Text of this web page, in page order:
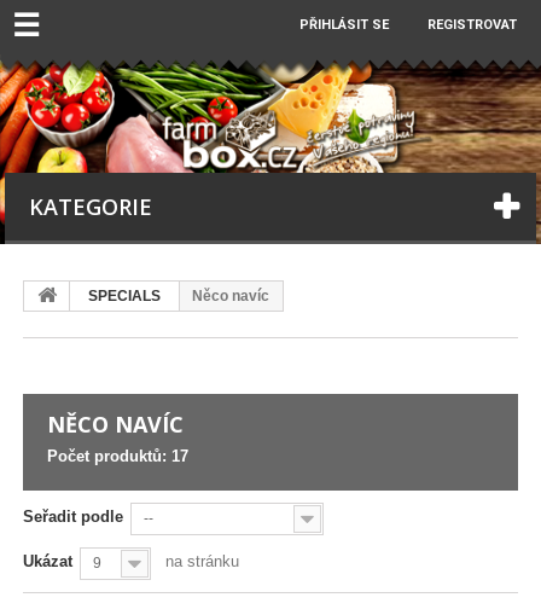
☰ PŘIHLÁSIT SE REGISTROVAT
KATEGORIE
SPECIALS Něco navíc
NĚCO NAVÍC
Počet produktů: 17
Seřadit podle --
Ukázat 9 na stránku